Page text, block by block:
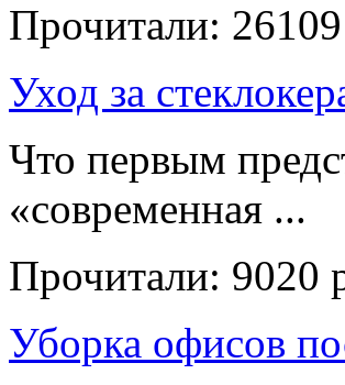
Прочитали:
Уход за
Что первым
«современная ...
Прочитали: 9020
Уборка офисов